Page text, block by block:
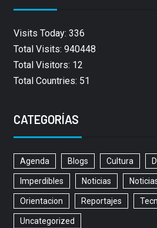
Visits Today: 336
Total Visits: 940448
Total Visitors: 12
Total Countries: 51
CATEGORÍAS
Agenda Blogs Cultura
Imperdibles Noticias
Orientacion Reportajes
Uncategorized